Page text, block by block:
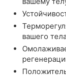
вашего